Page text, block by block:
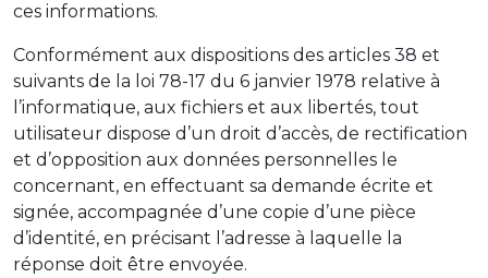
ces informations.
Conformément aux dispositions des articles 38 et
suivants de la loi 78-17 du 6 janvier 1978 relative à
l’informatique, aux fichiers et aux libertés, tout
utilisateur dispose d’un droit d’accès, de rectification
et d’opposition aux données personnelles le
concernant, en effectuant sa demande écrite et
signée, accompagnée d’une copie d’une pièce
d’identité, en précisant l’adresse à laquelle la
réponse doit être envoyée.